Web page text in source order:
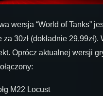
wersja “World of Tanks”
za 30zł (dokładnie 29,99zł).
Oprócz aktualnej wersji
M22 Locust